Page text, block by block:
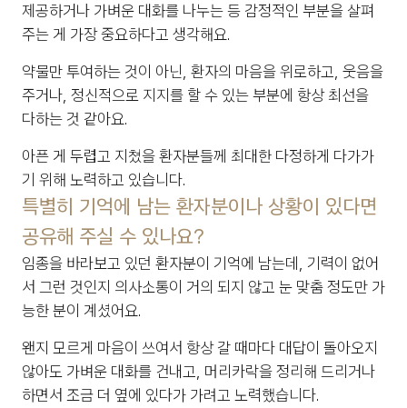
제공하거나 가벼운 대화를 나누는 등 감정적인 부분을 살펴
주는 게 가장 중요하다고 생각해요.
약물만 투여하는 것이 아닌, 환자의 마음을 위로하고, 웃음을
주거나, 정신적으로 지지를 할 수 있는 부분에 항상 최선을
다하는 것 같아요.
아픈 게 두렵고 지쳤을 환자분들께 최대한 다정하게 다가가
기 위해 노력하고 있습니다.
특별히 기억에 남는 환자분이나 상황이 있다면
공유해 주실 수 있나요?
임종을 바라보고 있던 환자분이 기억에 남는데, 기력이 없어
서 그런 것인지 의사소통이 거의 되지 않고 눈 맞춤 정도만 가
능한 분이 계셨어요.
왠지 모르게 마음이 쓰여서 항상 갈 때마다 대답이 돌아오지
않아도 가벼운 대화를 건내고, 머리카락을 정리해 드리거나
하면서 조금 더 옆에 있다가 가려고 노력했습니다.